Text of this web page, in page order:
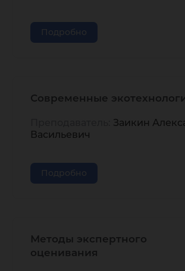
Подробно
Современные
Заикин
Васильевич
Подробно
Методы экспертного
оценивания